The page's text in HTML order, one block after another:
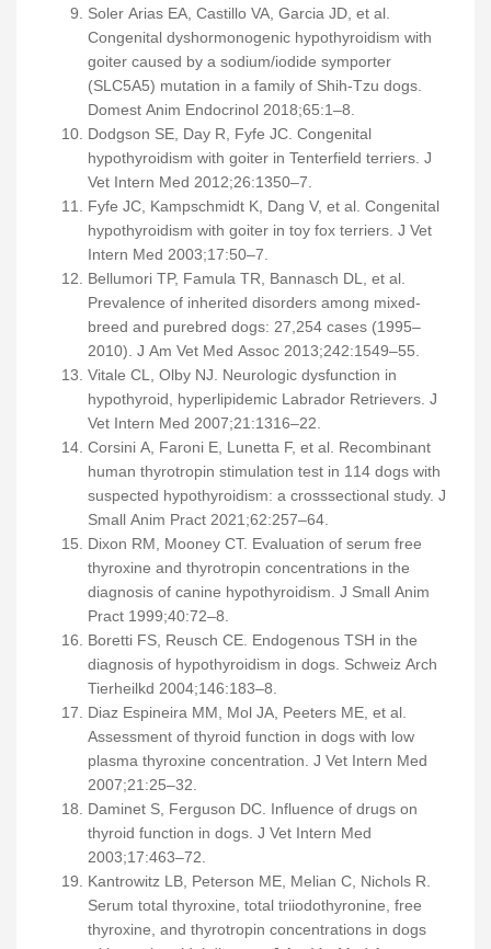
Soler Arias EA, Castillo VA, Garcia JD, et al.
Congenital dyshormonogenic hypothyroidism with
goiter caused by a sodium/iodide symporter
(SLC5A5) mutation in a family of Shih-Tzu dogs.
Domest Anim Endocrinol 2018;65:1–8.
Dodgson SE, Day R, Fyfe JC. Congenital
hypothyroidism with goiter in Tenterfield terriers. J
Vet Intern Med 2012;26:1350–7.
Fyfe JC, Kampschmidt K, Dang V, et al. Congenital
hypothyroidism with goiter in toy fox terriers. J Vet
Intern Med 2003;17:50–7.
Bellumori TP, Famula TR, Bannasch DL, et al.
Prevalence of inherited disorders among mixed-
breed and purebred dogs: 27,254 cases (1995–
2010). J Am Vet Med Assoc 2013;242:1549–55.
Vitale CL, Olby NJ. Neurologic dysfunction in
hypothyroid, hyperlipidemic Labrador Retrievers. J
Vet Intern Med 2007;21:1316–22.
Corsini A, Faroni E, Lunetta F, et al. Recombinant
human thyrotropin stimulation test in 114 dogs with
suspected hypothyroidism: a crosssectional study. J
Small Anim Pract 2021;62:257–64.
Dixon RM, Mooney CT. Evaluation of serum free
thyroxine and thyrotropin concentrations in the
diagnosis of canine hypothyroidism. J Small Anim
Pract 1999;40:72–8.
Boretti FS, Reusch CE. Endogenous TSH in the
diagnosis of hypothyroidism in dogs. Schweiz Arch
Tierheilkd 2004;146:183–8.
Diaz Espineira MM, Mol JA, Peeters ME, et al.
Assessment of thyroid function in dogs with low
plasma thyroxine concentration. J Vet Intern Med
2007;21:25–32.
Daminet S, Ferguson DC. Influence of drugs on
thyroid function in dogs. J Vet Intern Med
2003;17:463–72.
Kantrowitz LB, Peterson ME, Melian C, Nichols R.
Serum total thyroxine, total triiodothyronine, free
thyroxine, and thyrotropin concentrations in dogs